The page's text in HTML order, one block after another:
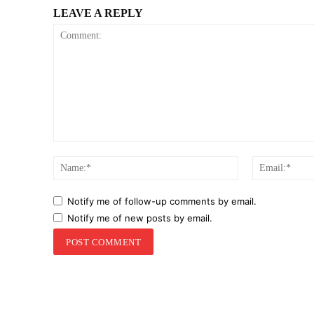
LEAVE A REPLY
Name:*
Notify me of follow-up comments by email.
Notify me of new posts by email.